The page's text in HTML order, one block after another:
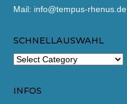
Mail: info@tempus-rhenus.de
SCHNELLAUSWAHL
INFOS